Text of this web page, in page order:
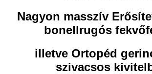
Nagyon masszív
bonellrugós
illetve Ortopéd
szivacsos